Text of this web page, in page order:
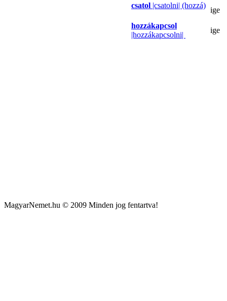
csatol |csatolni| (hozzá)
ige
hozzákapcsol
|hozzákapcsolni|
ige
MagyarNemet.hu © 2009 Minden jog fentartva!